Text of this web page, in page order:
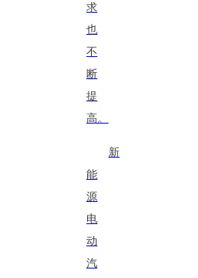
求
也
不
断
提
高。
新
能
源
电
动
汽